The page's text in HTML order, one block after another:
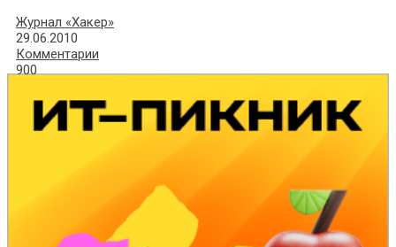
Журнал «Хакер»
29.06.2010
Комментарии
900